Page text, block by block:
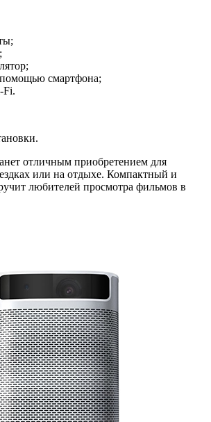
смартфона;
Fi.
отличным приобретением для
или на отдыхе. Компактный и
любителей просмотра фильмов в